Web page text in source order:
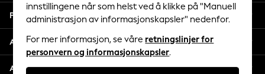
140 - 174cm
Trending: Top & Short Sets
Trending: Clogs
Toy Story
THE SET
Personvern & Juridisk
Avdelinger
Andre tjenester
innstillingene når som helst ved å klikke på "Manuell
administrasjon av informasjonskapsler" nedenfor.
For mer informasjon, se våre retningslinjer for
personvern og informasjonskapsler.